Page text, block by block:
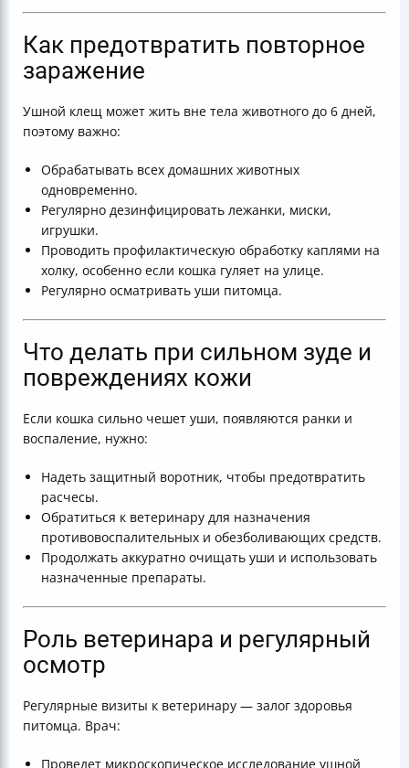
Как предотвратить повторное
заражение
Ушной клещ может жить вне тела животного до 6 дней,
поэтому важно:
Обрабатывать всех домашних животных
одновременно.
Регулярно дезинфицировать лежанки, миски,
игрушки.
Проводить профилактическую обработку каплями на
холку, особенно если кошка гуляет на улице.
Регулярно осматривать уши питомца.
Что делать при сильном зуде и
повреждениях кожи
Если кошка сильно чешет уши, появляются ранки и
воспаление, нужно:
Надеть защитный воротник, чтобы предотвратить
расчесы.
Обратиться к ветеринару для назначения
противовоспалительных и обезболивающих средств.
Продолжать аккуратно очищать уши и использовать
назначенные препараты.
Роль ветеринара и регулярный
осмотр
Регулярные визиты к ветеринару — залог здоровья
питомца. Врач:
Проведет микроскопическое исследование ушной